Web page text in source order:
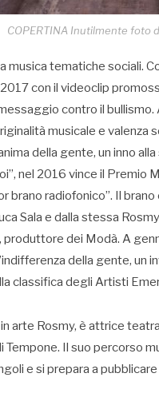
COPERTINA Inutilmente foto
musica tematiche sociali.
con il videoclip
contro il
musicale e valenza
della gente, un inno
nel 2016 vince il Premio
brano radiofonico”. Il
Sala e dalla stessa
produttore dei Modà. A
della gente, un
classifica degli Artisti
in arte Rosmy, è attrice
Tempone. Il suo percorso
e si prepara a pubblicare